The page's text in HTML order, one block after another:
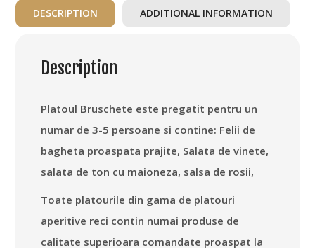
DESCRIPTION ADDITIONAL INFORMATION
Description
Platoul Bruschete este pregatit pentru un
numar de 3-5 persoane si contine: Felii de
bagheta proaspata prajite, Salata de vinete,
salata de ton cu maioneza, salsa de rosii,
Toate platourile din gama de platouri
aperitive reci contin numai produse de
calitate superioara comandate proaspat la